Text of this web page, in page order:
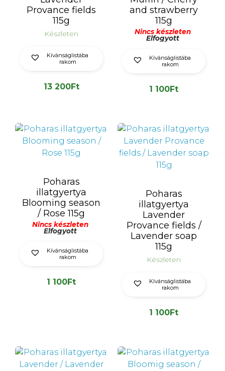
Provance fields
115g
Készleten
Kívánságlistába
rakom
13 200Ft
and strawberry
115g
Nincs készleten
Elfogyott
Kívánságlistába
rakom
1 100Ft
Poharas
illatgyertya
Blooming season
/ Rose 115g
Nincs készleten
Elfogyott
Kívánságlistába
rakom
1 100Ft
Poharas
illatgyertya
Lavender
Provance fields /
Lavender soap
115g
Készleten
Kívánságlistába
rakom
1 100Ft